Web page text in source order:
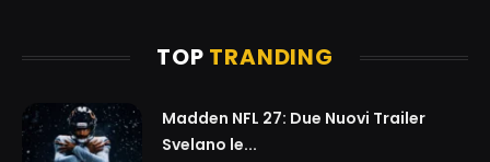
TOP TRANDING
Madden NFL 27: Due Nuovi Trailer
Svelano le...